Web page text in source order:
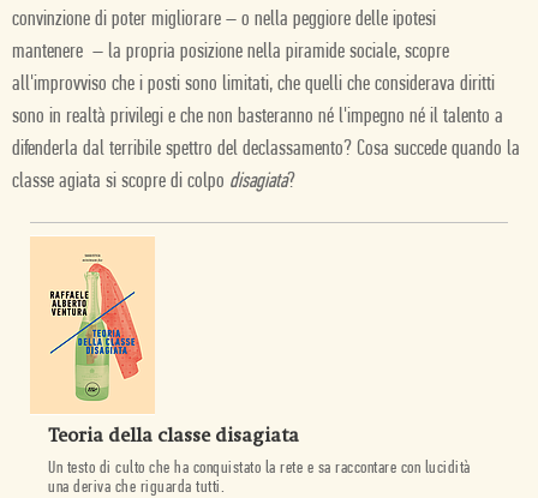
convinzione di poter migliorare – o nella peggiore delle ipotesi
mantenere – la propria posizione nella piramide sociale, scopre
all'improvviso che i posti sono limitati, che quelli che considerava diritti
sono in realtà privilegi e che non basteranno né l'impegno né il talento a
difenderla dal terribile spettro del declassamento? Cosa succede quando la
classe agiata si scopre di colpo disagiata?
Teoria della classe disagiata
Un testo di culto che ha conquistato la rete e sa raccontare con lucidità
una deriva che riguarda tutti.